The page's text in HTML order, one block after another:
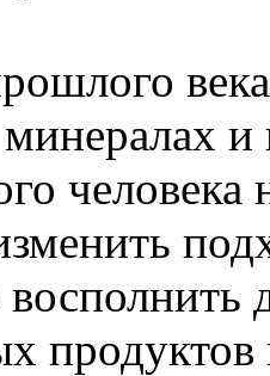
человека